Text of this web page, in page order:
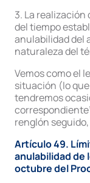
3. La
del tiempo
anulabilidad del
naturaleza del
Vemos como el
situación (lo
tendremos
renglón seguido,
Artículo 49.
anulabilidad de
octubre del